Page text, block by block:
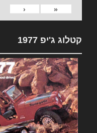
«
‹
קטלוג ג'יפ 1977